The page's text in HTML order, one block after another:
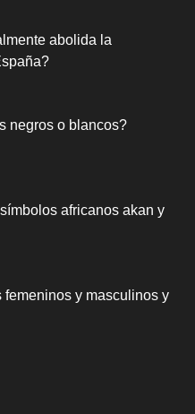
abolida la
negros o blancos?
africanos akan y
femeninos y masculinos y